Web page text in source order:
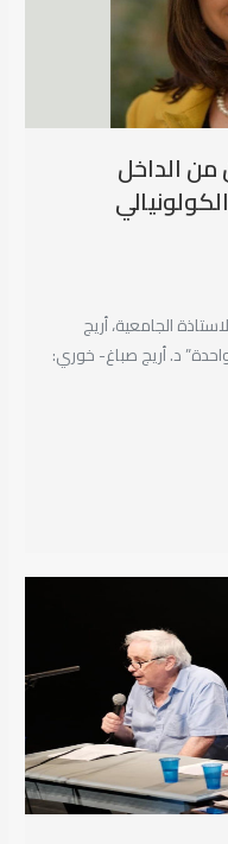
الداخل
الباحثة والاستاذة الجامعية، أريج
د. أريج صباغ- خوري: